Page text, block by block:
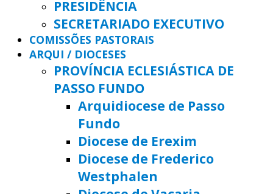
PRESIDÊNCIA
SECRETARIADO EXECUTIVO
COMISSÕES PASTORAIS
ARQUI / DIOCESES
PROVÍNCIA ECLESIÁSTICA DE
PASSO FUNDO
Arquidiocese de Passo
Fundo
Diocese de Erexim
Diocese de Frederico
Westphalen